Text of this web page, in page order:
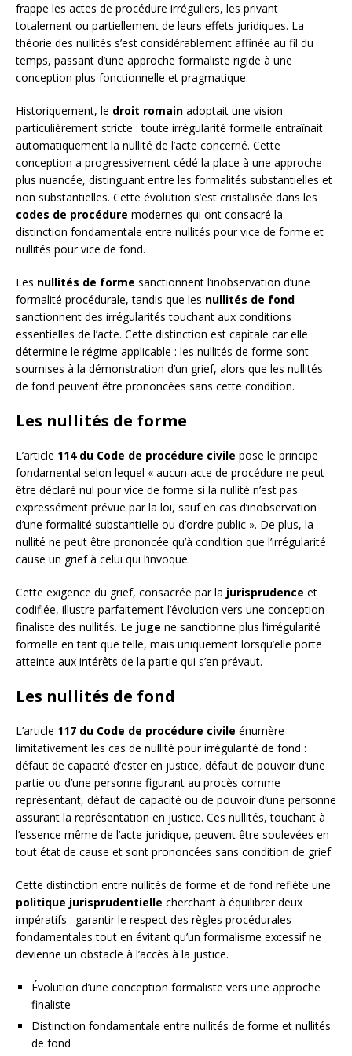
frappe les actes de procédure irréguliers, les privant
totalement ou partiellement de leurs effets juridiques. La
théorie des nullités s’est considérablement affinée au fil du
temps, passant d’une approche formaliste rigide à une
conception plus fonctionnelle et pragmatique.
Historiquement, le droit romain adoptait une vision
particulièrement stricte : toute irrégularité formelle entraînait
automatiquement la nullité de l’acte concerné. Cette
conception a progressivement cédé la place à une approche
plus nuancée, distinguant entre les formalités substantielles et
non substantielles. Cette évolution s’est cristallisée dans les
codes de procédure modernes qui ont consacré la
distinction fondamentale entre nullités pour vice de forme et
nullités pour vice de fond.
Les nullités de forme sanctionnent l’inobservation d’une
formalité procédurale, tandis que les nullités de fond
sanctionnent des irrégularités touchant aux conditions
essentielles de l’acte. Cette distinction est capitale car elle
détermine le régime applicable : les nullités de forme sont
soumises à la démonstration d’un grief, alors que les nullités
de fond peuvent être prononcées sans cette condition.
Les nullités de forme
L’article 114 du Code de procédure civile pose le principe
fondamental selon lequel « aucun acte de procédure ne peut
être déclaré nul pour vice de forme si la nullité n’est pas
expressément prévue par la loi, sauf en cas d’inobservation
d’une formalité substantielle ou d’ordre public ». De plus, la
nullité ne peut être prononcée qu’à condition que l’irrégularité
cause un grief à celui qui l’invoque.
Cette exigence du grief, consacrée par la jurisprudence et
codifiée, illustre parfaitement l’évolution vers une conception
finaliste des nullités. Le juge ne sanctionne plus l’irrégularité
formelle en tant que telle, mais uniquement lorsqu’elle porte
atteinte aux intérêts de la partie qui s’en prévaut.
Les nullités de fond
L’article 117 du Code de procédure civile énumère
limitativement les cas de nullité pour irrégularité de fond :
défaut de capacité d’ester en justice, défaut de pouvoir d’une
partie ou d’une personne figurant au procès comme
représentant, défaut de capacité ou de pouvoir d’une personne
assurant la représentation en justice. Ces nullités, touchant à
l’essence même de l’acte juridique, peuvent être soulevées en
tout état de cause et sont prononcées sans condition de grief.
Cette distinction entre nullités de forme et de fond reflète une
politique jurisprudentielle cherchant à équilibrer deux
impératifs : garantir le respect des règles procédurales
fondamentales tout en évitant qu’un formalisme excessif ne
devienne un obstacle à l’accès à la justice.
Évolution d’une conception formaliste vers une approche
finaliste
Distinction fondamentale entre nullités de forme et nullités
de fond